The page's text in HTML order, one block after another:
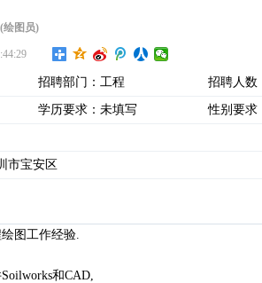
(绘图员)
招聘部门：工程 招聘人数
学历要求：未填写 性别要求
市宝安区
图工作经验.
和CAD,